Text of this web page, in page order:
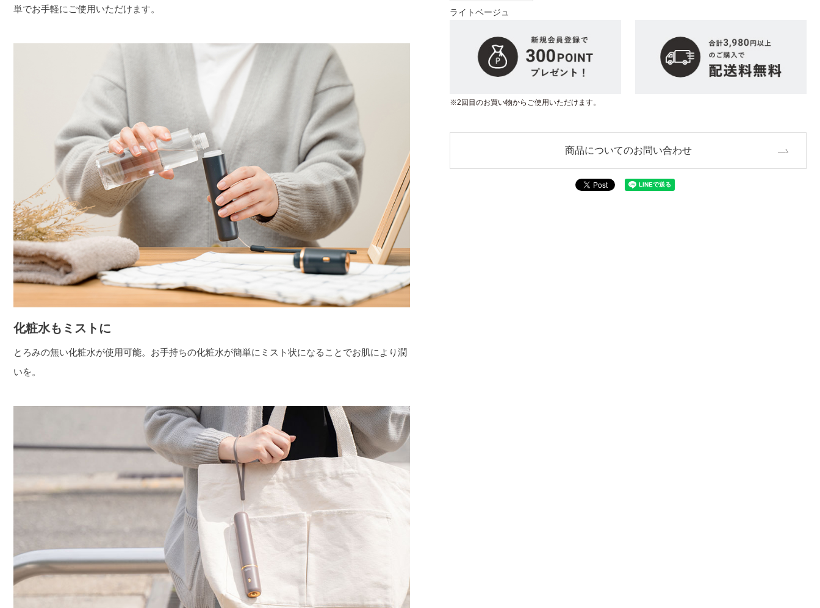
単でお手軽にご使用いただけます。
化粧水もミストに
とろみの無い化粧水が使用可能。お手持ちの化粧水が簡単にミスト状になることでお肌により潤
いを。
ライトベージュ
※2回目のお買い物からご使用いただけます。
商品についてのお問い合わせ